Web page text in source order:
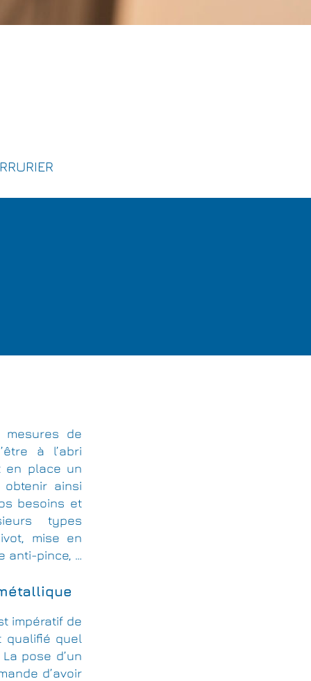
mesures de
à l’abri
en place un
ainsi
besoins et
types
mise en
anti-pince, …
impératif de
qualifié quel
pose d’un
d’avoir